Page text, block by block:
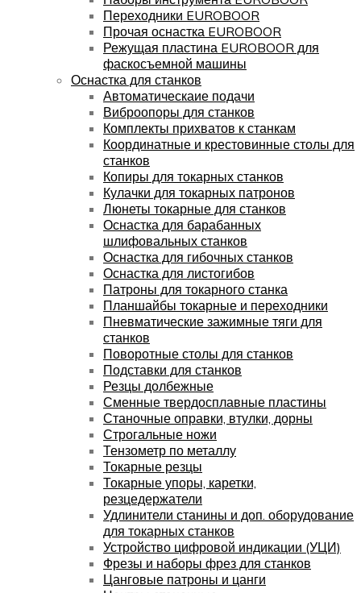
Переходники EUROBOOR
Прочая оснастка EUROBOOR
Режущая пластина EUROBOOR для
фаскосъемной машины
Оснастка для станков
Автоматическаие подачи
Виброопоры для станков
Комплекты прихватов к станкам
Координатные и крестовинные столы для
станков
Копиры для токарных станков
Кулачки для токарных патронов
Люнеты токарные для станков
Оснастка для барабанных
шлифовальных станков
Оснастка для гибочных станков
Оснастка для листогибов
Патроны для токарного станка
Планшайбы токарные и переходники
Пневматические зажимные тяги для
станков
Поворотные столы для станков
Подставки для станков
Резцы долбежные
Сменные твердосплавные пластины
Станочные оправки, втулки, дорны
Строгальные ножи
Тензометр по металлу
Токарные резцы
Токарные упоры, каретки,
резцедержатели
Удлинители станины и доп. оборудование
для токарных станков
Устройство цифровой индикации (УЦИ)
Фрезы и наборы фрез для станков
Цанговые патроны и цанги